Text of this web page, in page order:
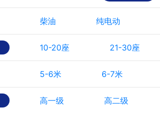
柴油 纯电动
10-20座 21-30座
5-6米 6-7米
高一级 高二级